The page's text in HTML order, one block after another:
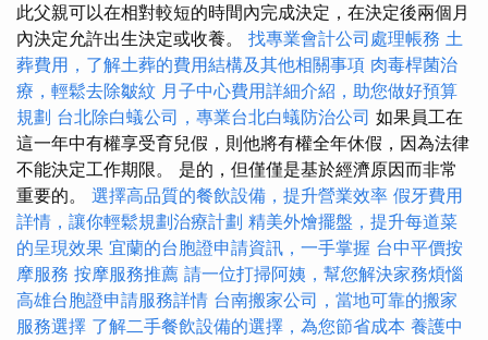
此父親可以在相對較短的時間內完成決定，在決定後兩個月
內決定允許出生決定或收養。 找專業會計公司處理帳務 土
葬費用，了解土葬的費用結構及其他相關事項 肉毒桿菌治
療，輕鬆去除皺紋 月子中心費用詳細介紹，助您做好預算
規劃 台北除白蟻公司，專業台北白蟻防治公司 如果員工在
這一年中有權享受育兒假，則他將有權全年休假，因為法律
不能決定工作期限。 是的，但僅僅是基於經濟原因而非常
重要的。 選擇高品質的餐飲設備，提升營業效率 假牙費用
詳情，讓你輕鬆規劃治療計劃 精美外燴擺盤，提升每道菜
的呈現效果 宜蘭的台胞證申請資訊，一手掌握 台中平價按
摩服務 按摩服務推薦 請一位打掃阿姨，幫您解決家務煩惱
高雄台胞證申請服務詳情 台南搬家公司，當地可靠的搬家
服務選擇 了解二手餐飲設備的選擇，為您節省成本 養護中